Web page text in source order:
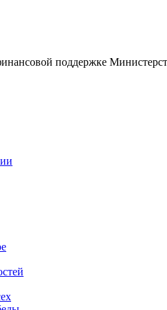
поддержке